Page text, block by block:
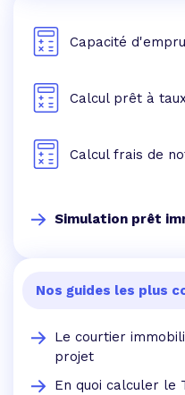
Capacité
Calcul prêt à
Calcul frais de
Simulation prêt
Nos guides les plus
Le courtier
projet
En quoi calculer le